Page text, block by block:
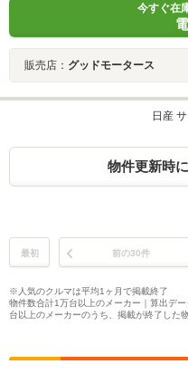
今すぐ在
販売店： グッドモータース
日産
物件更新時
最初 前の30件
※人気のクルマは平均1ヶ月で掲載終了
物件数合計1万台以上のメーカー｜算出デ
台以上のメーカーのうち、掲載が終了した